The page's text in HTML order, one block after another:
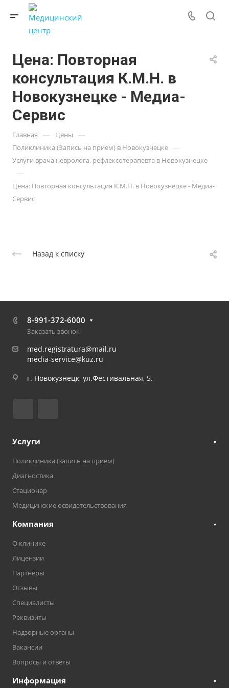
Цена: Повторная
консультация К.М.Н. в
Новокузнецке - Медиа-
Сервис
Главная — Цены —
Поликлиника (Запись на прием) в Новокузнецке —
Услуги врача невролога, рефлексотерапевта в Новокузнецке
—
Цена: Повторная консультация К.М.Н. в Новокузнецке - Медиа-
Сервис
Назад к списку
8-991-372-6000
Заказать звонок
med.registratura@mail.ru
media-service@kuz.ru
г. Новокузнецк, ул.Фестивальная, 5.
Услуги
Поликлиника (запись на прием)
Диагностика
Стационар
Медицинские освидетельствования
Компания
О клинике
Лицензии
Партнеры
Отзывы
Специалисты
Реквизиты
Надзорные органы
Вакансии
Вопросы и ответы
Информация